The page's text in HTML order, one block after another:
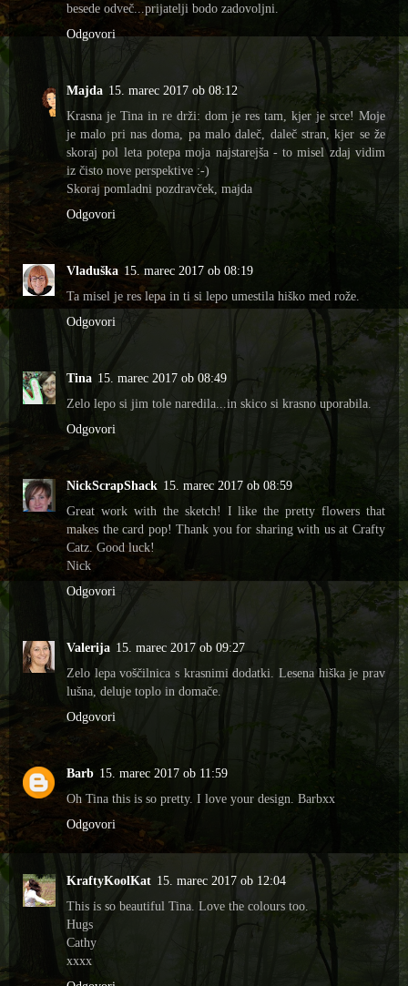
besede odveč...prijatelji bodo zadovoljni.
Odgovori
Majda 15. marec 2017 ob 08:12
Krasna je Tina in re drži: dom je res tam, kjer je srce! Moje
je malo pri nas doma, pa malo daleč, daleč stran, kjer se že
skoraj pol leta potepa moja najstarejša - to misel zdaj vidim
iz čisto nove perspektive :-)
Skoraj pomladni pozdravček, majda
Odgovori
Vladuška 15. marec 2017 ob 08:19
Ta misel je res lepa in ti si lepo umestila hiško med rože.
Odgovori
Tina 15. marec 2017 ob 08:49
Zelo lepo si jim tole naredila...in skico si krasno uporabila.
Odgovori
NickScrapShack 15. marec 2017 ob 08:59
Great work with the sketch! I like the pretty flowers that
makes the card pop! Thank you for sharing with us at Crafty
Catz. Good luck!
Nick
Odgovori
Valerija 15. marec 2017 ob 09:27
Zelo lepa voščilnica s krasnimi dodatki. Lesena hiška je prav
lušna, deluje toplo in domače.
Odgovori
Barb 15. marec 2017 ob 11:59
Oh Tina this is so pretty. I love your design. Barbxx
Odgovori
KraftyKoolKat 15. marec 2017 ob 12:04
This is so beautiful Tina. Love the colours too.
Hugs
Cathy
xxxx